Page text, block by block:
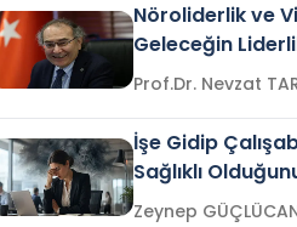
Nöroliderlik ve
Geleceğin
Prof.Dr.
İşe Gidip
Sağlıklı
Gelir mi?Zeynep